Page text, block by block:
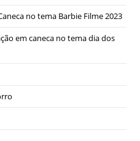
no tema Barbie Filme 2023
em caneca no tema dia dos